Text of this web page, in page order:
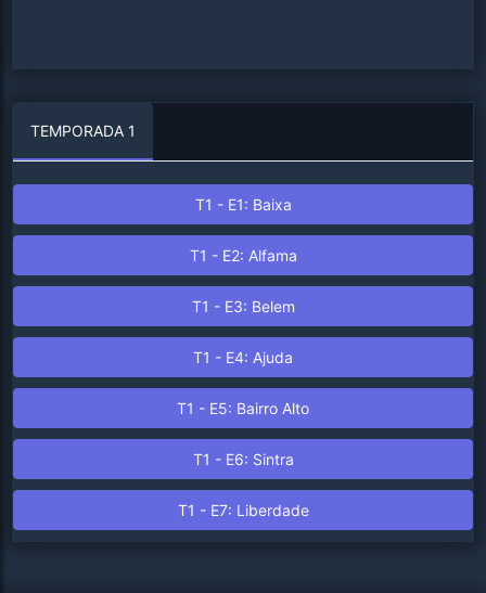
TEMPORADA 1
T1 - E1: Baixa
T1 - E2: Alfama
T1 - E3: Belem
T1 - E4: Ajuda
T1 - E5: Bairro Alto
T1 - E6: Sintra
T1 - E7: Liberdade